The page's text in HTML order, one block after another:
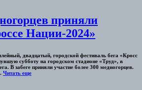
приняли
Нации-2024»
двадцатый, городской фестиваль бега «Кросс
субботу на городском стадионе «Труд», в
В забеге приняли участие более 300 медногорцев.
Читать еще